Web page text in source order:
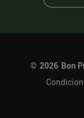
© 2026 Bon